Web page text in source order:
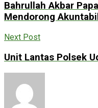
Bahrullah Akbar
Mendorong
Next Post
Unit Lantas Polsek